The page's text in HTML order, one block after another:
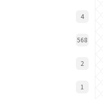
4
568
2
1